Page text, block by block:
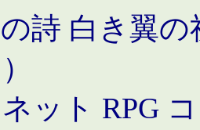
詩 白き翼
ット RPG